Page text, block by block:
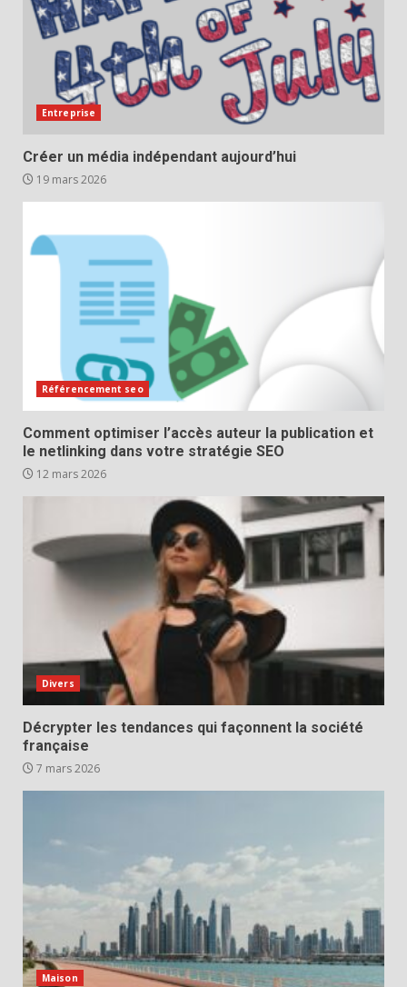
Entreprise
Créer un média indépendant aujourd’hui
19 mars 2026
Référencement seo
Comment optimiser l’accès auteur la publication et
le netlinking dans votre stratégie SEO
12 mars 2026
Divers
Décrypter les tendances qui façonnent la société
française
7 mars 2026
Maison